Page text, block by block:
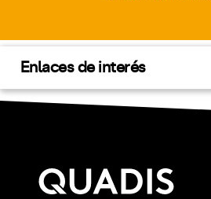
Enlaces de interés